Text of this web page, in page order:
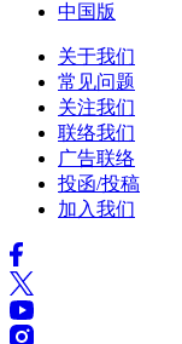
中国版
关于我们
常见问题
关注我们
联络我们
广告联络
投函/投稿
加入我们